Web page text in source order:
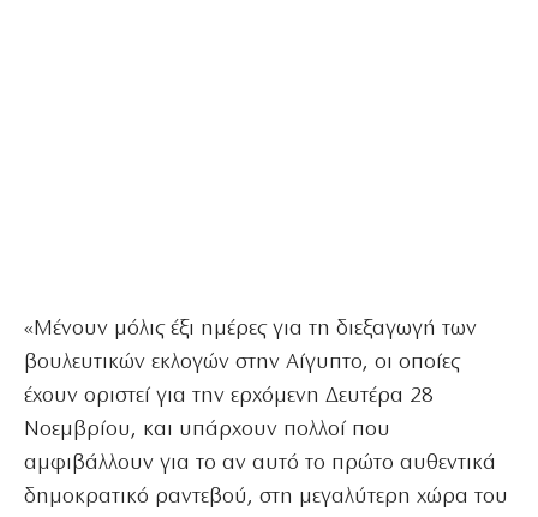
«Μένουν μόλις έξι ημέρες για τη διεξαγωγή των
βουλευτικών εκλογών στην Αίγυπτο, οι οποίες
έχουν οριστεί για την ερχόμενη Δευτέρα 28
Νοεμβρίου, και υπάρχουν πολλοί που
αμφιβάλλουν για το αν αυτό το πρώτο αυθεντικά
δημοκρατικό ραντεβού, στη μεγαλύτερη χώρα του